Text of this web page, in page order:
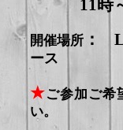
11時～
開催場所 ：
ース
★ご参加ご希
い。